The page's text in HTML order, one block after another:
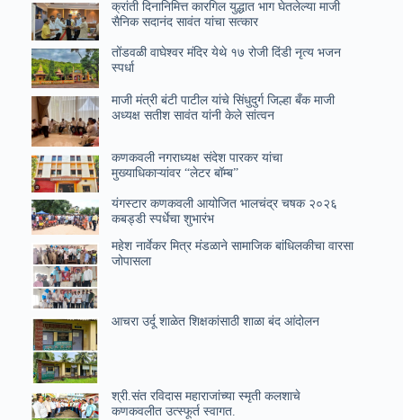
क्रांती दिनानिमित्त कारगिल युद्धात भाग घेतलेल्या माजी
सैनिक सदानंद सावंत यांचा सत्कार
तोंडवळी वाघेश्वर मंदिर येथे १७ रोजी दिंडी नृत्य भजन
स्पर्धा
माजी मंत्री बंटी पाटील यांचे सिंधुदुर्ग जिल्हा बँक माजी
अध्यक्ष सतीश सावंत यांनी केले सांत्वन
कणकवली नगराध्यक्ष संदेश पारकर यांचा
मुख्याधिकाऱ्यांवर “लेटर बॉम्ब”
यंगस्टार कणकवली आयोजित भालचंद्र चषक २०२६
कबड्डी स्पर्धेचा शुभारंभ
महेश नार्वेकर मित्र मंडळाने सामाजिक बांधिलकीचा वारसा
जोपासला
आचरा उर्दू शाळेत शिक्षकांसाठी शाळा बंद आंदोलन
श्री.संत रविदास महाराजांच्या स्मृती कलशाचे
कणकवलीत उत्स्फूर्त स्वागत.